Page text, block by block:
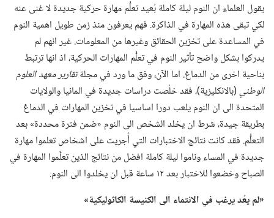
يقول العلماء ان النوم ليلة كاملة بُعيد تعلُّم مهارة حركية جديدة لا غنى عنه
لكي تبقى هذه المهارة في الذاكرة.‏ فهم يعرفون منذ زمن طويل اهمية النوم
في المساعدة على تخزين الحقائق وغيرها من المعلومات.‏ غير انهم لم
يدركوا بشكل واضح تأثير النوم في تعلُّم المهارات الحركية،‏ اذ انها ترتبط
بناحية اخرى من الدماغ.‏ اما الآن،‏ وفق ما ورد في مجلةتقارير معهد العلوم
الوطني‏(‏بالانكليزية)‏،‏ فقد خلُصت دراسات جديدة في المانيا والولايات
المتحدة الى ان النوم يلعب دورا اساسيا في تخزين المهارات في الدماغ
بطريقة جيدة،‏ شرط ان يخلد الشخص الى النوم «ضمن فترة محددة» بعد
التعلُّم.‏ فقد كانت نتائج الاختبارات التي أُجريت على اشخاص تعلموا مهارة
جديدة في المساء وناموا ليلة كاملة افضل من نتائج الذين تعلَّموا المهارة في
الصباح وخضعوا للاختبار بعد ١٢ ساعة قبل ان يخلدوا الى النوم.‏
‏«لم يعُد يرغب في الانتماء الى الكنيسة الكاثوليكية»‏